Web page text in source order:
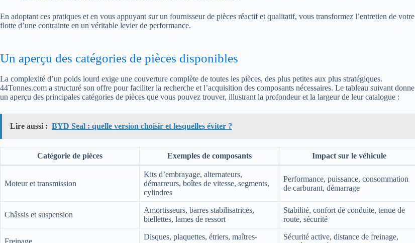
En adoptant ces pratiques et en vous appuyant sur un fournisseur de pièces réactif et qualitatif, vous transformez l’entretien de votre
flotte d’une contrainte en un véritable levier de performance.
Un aperçu des catégories de pièces disponibles
La complexité d’un poids lourd exige une couverture complète de toutes les pièces, des plus petites aux plus stratégiques.
44Tonnes.com a structuré son offre pour faciliter la recherche et l’acquisition des composants nécessaires. Le tableau suivant donne
un aperçu des principales catégories de pièces que vous pouvez trouver, illustrant la profondeur et la largeur de leur catalogue :
Lire aussi : BYD Seal : quelle version choisir et lesquelles éviter ?
Catégorie de pièces Exemples de composants Impact sur le véhicule
Moteur et transmission
Kits d’embrayage, alternateurs,
démarreurs, boîtes de vitesse, segments,
cylindres
Performance, puissance, consommation
de carburant, démarrage
Châssis et suspension
Amortisseurs, barres stabilisatrices,
biellettes, lames de ressort
Stabilité, confort de conduite, tenue de
route, sécurité
Freinage
Disques, plaquettes, étriers, maîtres-
Sécurité active, distance de freinage,